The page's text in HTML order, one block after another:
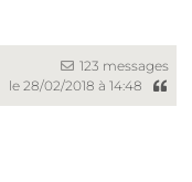
123 messages
le 28/02/2018 à 14:48